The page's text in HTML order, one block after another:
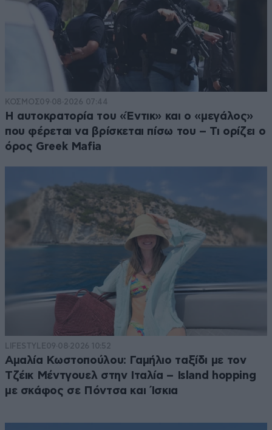
ΚΟΣΜΟΣ09·08·2026 07:44
Η αυτοκρατορία του «Έντικ» και ο «μεγάλος»
που φέρεται να βρίσκεται πίσω του – Τι ορίζει ο
όρος Greek Mafia
LIFESTYLE09·08·2026 10:52
Αμαλία Κωστοπούλου: Γαμήλιο ταξίδι με τον
Τζέικ Μέντγουελ στην Ιταλία – Island hopping
με σκάφος σε Πόντσα και Ίσκια